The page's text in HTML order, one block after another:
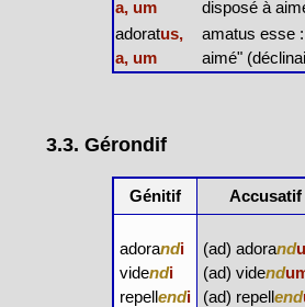
a, um
disposé à
adoratus,
a, um
amatus esse
aimé"
3.3. Gérondif
Génitif Accusatif
adorandi
videndi
repellendi
(ad) adorand
(ad) vidend
(ad) repellend